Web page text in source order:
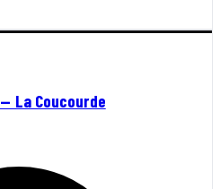
La Coucourde